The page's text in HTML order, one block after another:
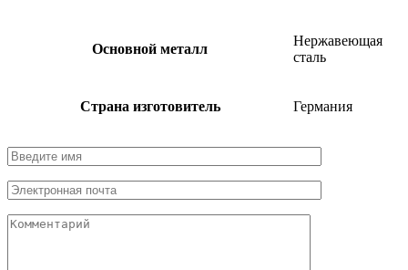
Основной металл
Нержавеющая
сталь
Страна изготовитель Германия